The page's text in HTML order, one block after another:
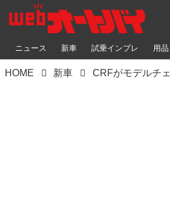
ニュース 新車 試乗インプレ 用品
HOME 新車